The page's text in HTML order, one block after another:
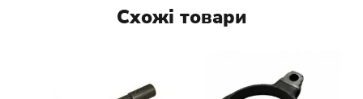
Схожі товари